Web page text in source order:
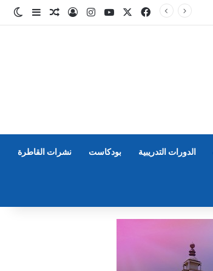
فيسبوك ‫YouTube
انستقرامتسجيل الدخول
مقالإضافة
الدورات التدريبية بودكاست نشرات القاطرة